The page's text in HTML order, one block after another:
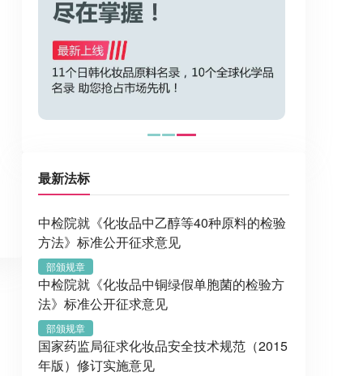
最新法标
中检院就《化妆品中乙醇等40种原料的检验
方法》标准公开征求意见
部颁规章
中检院就《化妆品中铜绿假单胞菌的检验方
法》标准公开征求意见
部颁规章
国家药监局征求化妆品安全技术规范（2015
年版）修订实施意见